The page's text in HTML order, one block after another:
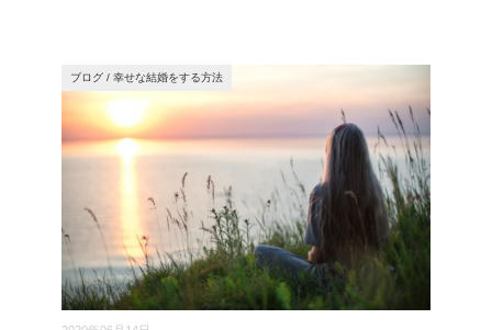
ブログ / 幸せな結婚をする方法